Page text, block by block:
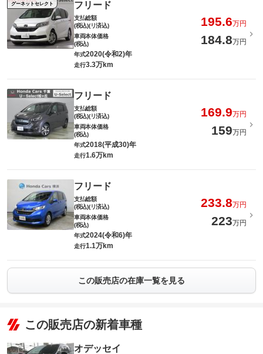
グーネットセレクト フリード
支払総額
(税込)(リ済込)
195.6万円
車両本体価格
(税込)
184.8万円
年式2020(令和2)年
走行3.3万km
フリード
支払総額
(税込)(リ済込)
169.9万円
車両本体価格
(税込)
159万円
年式2018(平成30)年
走行1.6万km
フリード
支払総額
(税込)(リ済込)
233.8万円
車両本体価格
(税込)
223万円
年式2024(令和6)年
走行1.1万km
この販売店の在庫一覧を見る
この販売店の新着車種
オデッセイ